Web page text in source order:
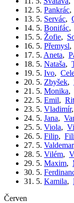
12. 5. Pankrác,
13. 5. Servác,
14. 5. Bonifác,
15. 5. Žofie,
16. 5. Přemysl,
17. 5. Aneta,
18. 5. Nataša,
19. 5. Ivo,
20. 5. Zbyšek,
21. 5. Monika,
22. 5. Emil,
23. 5. Vladimír,
24. 5. Jana,
25. 5. Viola,
26. 5. Filip,
27. 5. Valdemar
28. 5. Vilém,
29. 5. Maxim,
30. 5.
31. 5. Kamila,
červen